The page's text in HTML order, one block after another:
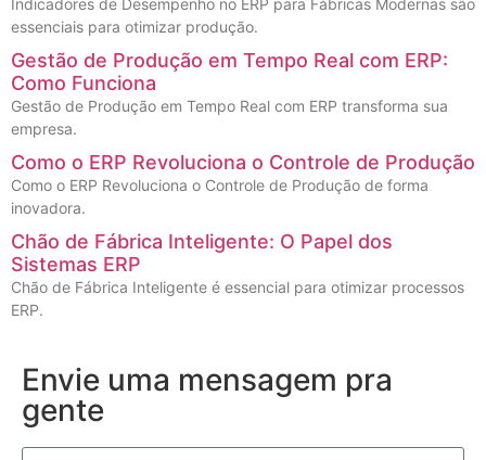
essenciais para otimizar produção.
Gestão de Produção em Tempo Real com ERP:
Como Funciona
Gestão de Produção em Tempo Real com ERP transforma sua
empresa.
Como o ERP Revoluciona o Controle de Produção
Como o ERP Revoluciona o Controle de Produção de forma
inovadora.
Chão de Fábrica Inteligente: O Papel dos
Sistemas ERP
Chão de Fábrica Inteligente é essencial para otimizar processos
ERP.
Envie uma mensagem pra
gente